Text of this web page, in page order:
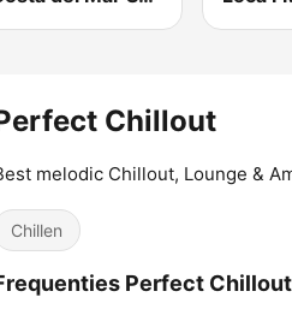
Chillout
melodic Chillout, Lounge &
Chillen
Perfect